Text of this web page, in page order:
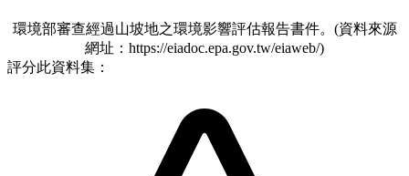
環境部審查經過山坡地之環境影響評估報告書件。(資料來源
網址：https://eiadoc.epa.gov.tw/eiaweb/)
評分此資料集：